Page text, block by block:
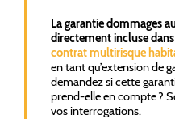
La garantie dommages
directement incluse
contrat multirisque
en tant qu’extension de
demandez si cette
prend-elle en compte ?
vos interrogations.